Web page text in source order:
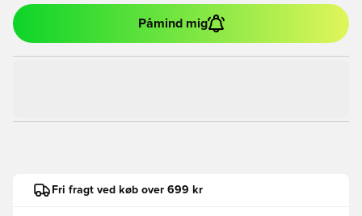
Påmind mig
Fri fragt ved køb over 699 kr